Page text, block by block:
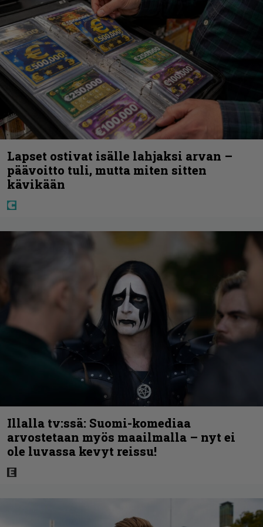
Lapset ostivat isälle lahjaksi arvan –
päävoitto tuli, mutta miten sitten
kävikään
Illalla tv:ssä: Suomi-komediaa
arvostetaan myös maailmalla – nyt ei
ole luvassa kevyt reissu!